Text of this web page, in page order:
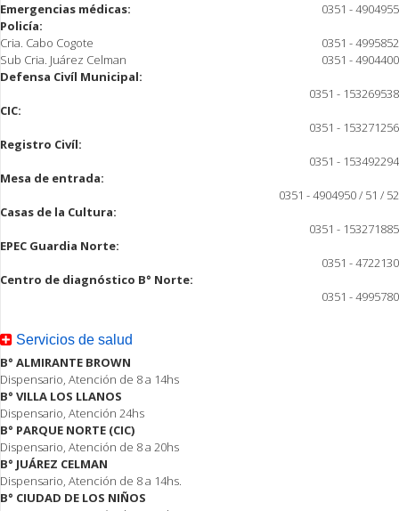
Emergencias médicas:
0351 - 4904955
Policía:
Cria. Cabo Cogote
0351 - 4995852
Sub Cria. Juárez Celman
0351 - 4904400
Defensa Civíl Municipal:
0351 - 153269538
CIC:
0351 - 153271256
Registro Civíl:
0351 - 153492294
Mesa de entrada:
0351 - 4904950 / 51 / 52
Casas de la Cultura:
0351 - 153271885
EPEC Guardia Norte:
0351 - 4722130
Centro de diagnóstico B° Norte:
0351 - 4995780
Servicios de salud
B° ALMIRANTE BROWN
Dispensario, Atención de 8 a 14hs
B° VILLA LOS LLANOS
Dispensario, Atención 24hs
B° PARQUE NORTE (CIC)
Dispensario, Atención de 8 a 20hs
B° JUÁREZ CELMAN
Dispensario, Atención de 8 a 14hs.
B° CIUDAD DE LOS NIÑOS